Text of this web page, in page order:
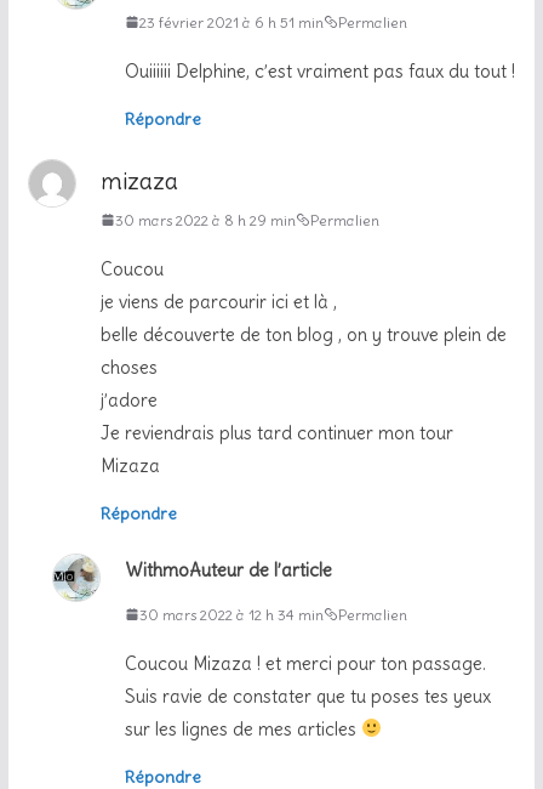
23 février 2021 à 6 h 51 min Permalien
Ouiiiiii Delphine, c’est vraiment pas faux du tout !
Répondre
mizaza
30 mars 2022 à 8 h 29 min Permalien
Coucou
je viens de parcourir ici et là ,
belle découverte de ton blog , on y trouve plein de
choses
j’adore
Je reviendrais plus tard continuer mon tour
Mizaza
Répondre
WithmoAuteur de l’article
30 mars 2022 à 12 h 34 min Permalien
Coucou Mizaza ! et merci pour ton passage.
Suis ravie de constater que tu poses tes yeux
sur les lignes de mes articles
Répondre